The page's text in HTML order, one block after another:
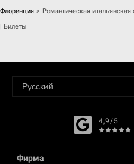
Флоренция > Романтическая
| Билеты
4,9/5
Фирма